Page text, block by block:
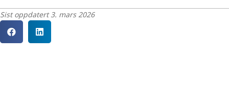
Sist oppdatert 3. mars 2026